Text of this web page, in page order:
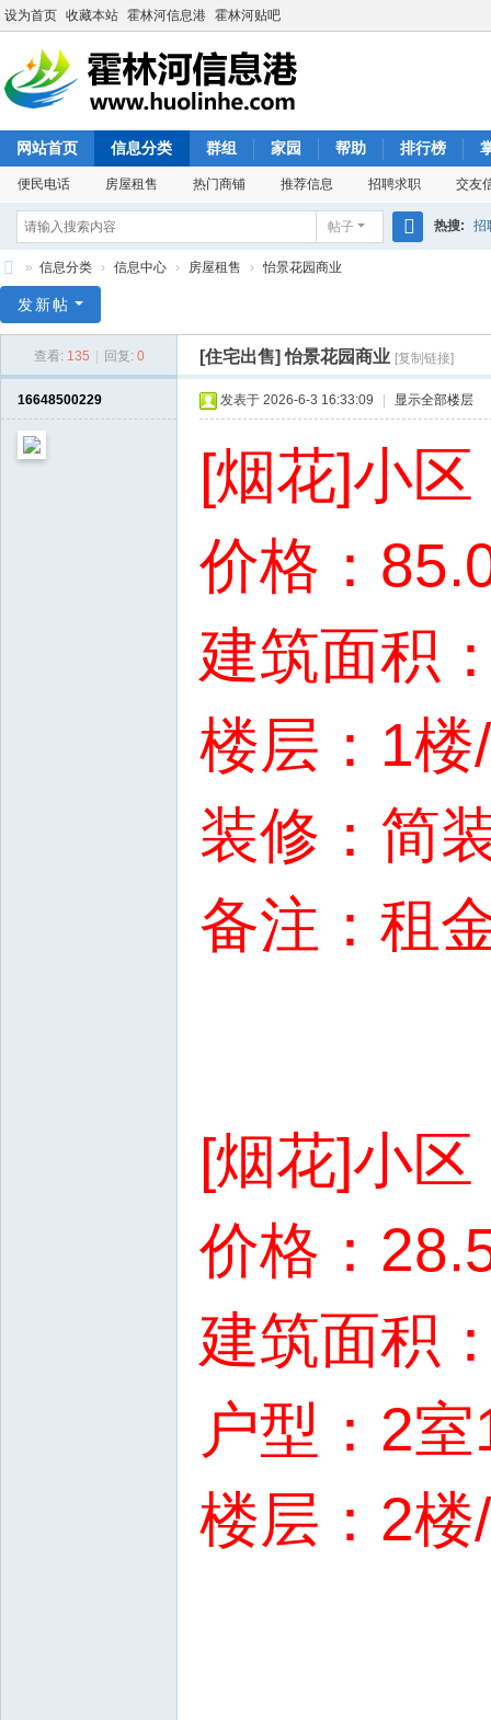
设为首页 收藏本站 霍林河信息港 霍林河贴吧
网站首页 信息分类 群组 家园 帮助 排行榜
便民电话 房屋租售 热门商铺 推荐信息 招聘求职 交友
帖子 热搜: 招
林
» 信息分类 › 信息中心 › 房屋租售 › 怡景花园商业
发新帖
查看: 135 回复: 0 [住宅出售]怡景花园商业 [复制链接]
16648500229 发表于 2026-6-3 16:33:09 显示全部楼层
[烟花]小
价格：
建筑面积
楼层：1
装修：简
备注：租
[烟花]小
价格：
建筑面积
户型：2
楼层：2